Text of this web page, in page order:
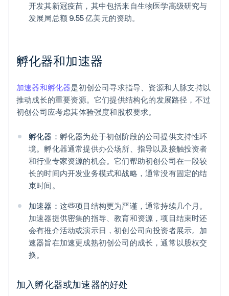
开发其新冠疫苗，其中包括来自生物医学高级研究与
发展局总额 9.55 亿美元的资助。
孵化器和加速器
加速器和孵化器是初创公司寻求指导、资源和人脉支持以
推动成长的重要资源。它们提供结构化的发展路径，不过
初创公司应考虑其体验强度和股权要求。
孵化器： 孵化器为处于初创阶段的公司提供支持性环
境。孵化器通常提供办公场所、指导以及接触投资者
和行业专家资源的机会。它们帮助初创公司在一段较
长的时间内开发业务模式和战略，通常没有固定的结
束时间。
加速器： 这些项目结构更为严谨，通常持续几个月。
加速器提供密集的指导、教育和资源，项目结束时还
会有推介活动或演示日，初创公司向投资者展示。加
速器旨在加速更成熟初创公司的成长，通常以股权交
换。
加入孵化器或加速器的好处